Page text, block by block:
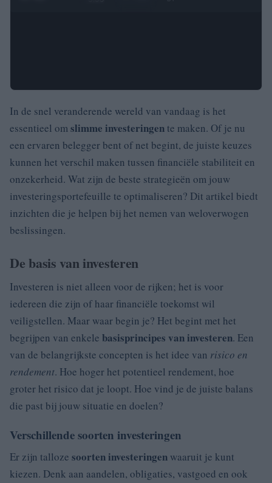
In de snel veranderende wereld van vandaag is het
essentieel omslimme investeringen te maken. Of je nu
een ervaren belegger bent of net begint, de juiste keuzes
kunnen het verschil maken tussen financiële stabiliteit en
onzekerheid. Wat zijn de beste strategieën om jouw
investeringsportefeuille te optimaliseren? Dit artikel biedt
inzichten die je helpen bij het nemen van weloverwogen
beslissingen.
De basis van investeren
Investeren is niet alleen voor de rijken; het is voor
iedereen die zijn of haar financiële toekomst wil
veiligstellen. Maar waar begin je? Het begint met het
begrijpen van enkele basisprincipes van investeren. Een
van de belangrijkste concepten is het idee van risico en
rendement. Hoe hoger het potentieel rendement, hoe
groter het risico dat je loopt. Hoe vind je de juiste balans
die past bij jouw situatie en doelen?
Verschillende soorten investeringen
Er zijn talloze soorten investeringen waaruit je kunt
kiezen. Denk aan aandelen, obligaties, vastgoed en ook